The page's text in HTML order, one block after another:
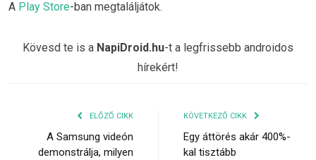
A Play Store-ban megtaláljátok.
Kövesd te is a NapiDroid.hu-t a legfrissebb androidos
hírekért!
ELŐZŐ CIKK
A Samsung videón
demonstrálja, milyen
KÖVETKEZŐ CIKK
Egy áttörés akár 400%-
kal tisztább